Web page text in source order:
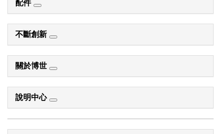
配件
不斷創新
關於博世
說明中心